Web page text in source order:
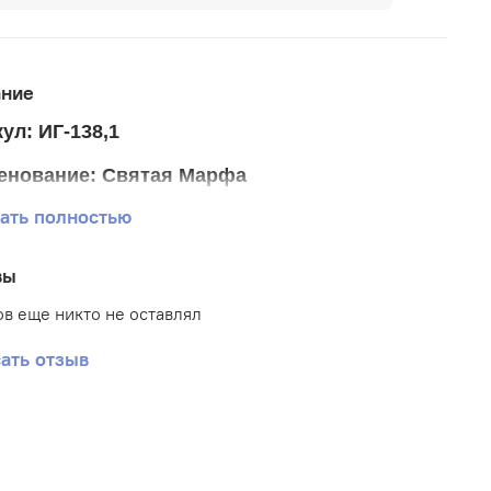
ИГ-138,1
Святая Марфа
ткани 20*24 см
Иконы
Габардин
полностью
еще никто не оставлял
отзыв